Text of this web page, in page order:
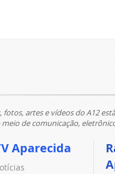
fotos, artes e vídeos do A12
de comunicação,
Aparecida